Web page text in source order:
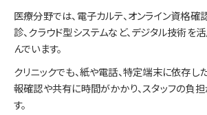
医療分野では、電子カルテ、オンライン資格確
診、クラウド型システムなど、デジタル技術を
んでいます。
クリニックでも、紙や電話、特定端末に依存し
報確認や共有に時間がかかり、スタッフの負
す。